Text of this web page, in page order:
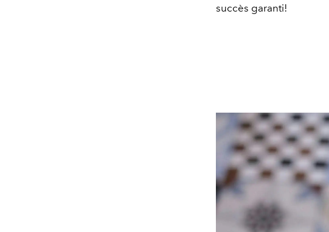
succès garanti!